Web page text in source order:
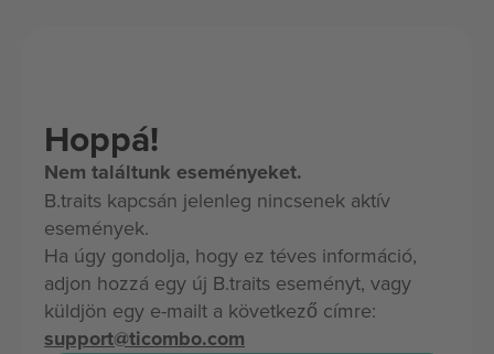
Hoppá!
Nem találtunk eseményeket.
B.traits kapcsán jelenleg nincsenek aktív
események.
Ha úgy gondolja, hogy ez téves információ,
adjon hozzá egy új B.traits eseményt, vagy
küldjön egy e-mailt a következő címre:
support@ticombo.com